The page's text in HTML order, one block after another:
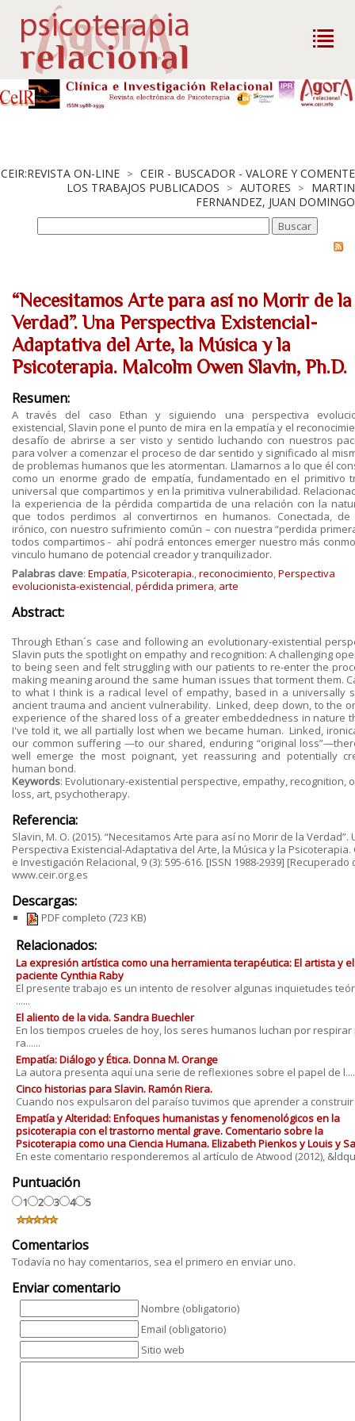
CEIR:REVISTA ON-LINE > CEIR - BUSCADOR - VALORE Y COMENTE
LOS TRABAJOS PUBLICADOS > AUTORES > MARTIN
FERNANDEZ, JUAN DOMINGO
“Necesitamos Arte para así no Morir de la
Verdad”. Una Perspectiva Existencial-
Adaptativa del Arte, la Música y la
Psicoterapia. Malcolm Owen Slavin, Ph.D.
Resumen:
A través del caso Ethan y siguiendo una perspectiva
existencial, Slavin pone el punto de mira en la empatía y el
desafío de abrirse a ser visto y sentido luchando con nuestros
para volver a comenzar el proceso de dar sentido y significado al
de problemas humanos que les atormentan. Llamarnos a lo que él
como un enorme grado de empatía, fundamentado en el primitivo
universal que compartimos y en la primitiva vulnerabilidad.
la experiencia de la pérdida compartida de una relación con la
que todos perdimos al convertirnos en humanos. Conectada, de
irónico, con nuestro sufrimiento común – con nuestra “perdida
todos compartimos - ahí podrá entonces emerger nuestro más
vinculo humano de potencial creador y tranquilizador.
Palabras clave: Empatía,Psicoterapia.,reconocimiento,Perspectiva
evolucionista-existencial,pérdida primera, arte
Abstract:
Through Ethan´s case and following an evolutionary-existential
Slavin puts the spotlight on empathy and recognition: A challenging
to being seen and felt struggling with our patients to re-enter the
making meaning around the same human issues that torment them.
to what I think is a radical level of empathy, based in a universally
ancient trauma and ancient vulnerability. Linked, deep down, to the
experience of the shared loss of a greater embeddedness in nature
I've told it, we all partially lost when we became human. Linked,
our common suffering —to our shared, enduring “original
well emerge the most poignant, yet reassuring and potentially
human bond.
Keywords: Evolutionary-existential perspective, empathy, recognition,
loss, art, psychotherapy.
Referencia:
Slavin, M. O. (2015). “Necesitamos Arte para así no Morir de la Verdad”.
Perspectiva Existencial-Adaptativa del Arte, la Música y la Psicoterapia.
e Investigación Relacional, 9 (3): 595-616. [ISSN 1988-2939] [Recuperado
www.ceir.org.es
Descargas:
PDF completo (723 KB)
Relacionados:
La expresión artística como una herramienta terapéutica: El artista y el
paciente Cynthia Raby
El presente trabajo es un intento de resolver algunas inquietudes
......
El aliento de la vida. Sandra Buechler
En los tiempos crueles de hoy, los seres humanos luchan por respirar
ra......
Empatía: Diálogo y Ética. Donna M. Orange
La autora presenta aquí una serie de reflexiones sobre el papel de
Cinco historias para Slavin. Ramón Riera.
Cuando nos expulsaron del paraíso tuvimos que aprender a construir
Empatía y Alteridad: Enfoques humanistas y fenomenológicos en la
psicoterapia con el trastorno mental grave. Comentario sobre la
Psicoterapia como una Ciencia Humana. Elizabeth Pienkos y Louis y
En este comentario responderemos al artículo de Atwood (2012),
Puntuación
1 2 3 4 5
Comentarios
Todavía no hay comentarios, sea el primero en enviar uno.
Enviar comentario
Nombre (obligatorio)
Email (obligatorio)
Sitio web